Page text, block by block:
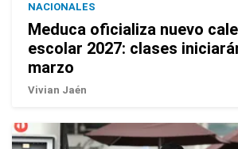
NACIONALES
Meduca oficializa nuevo
escolar 2027: clases
marzo
Vivian Jaén